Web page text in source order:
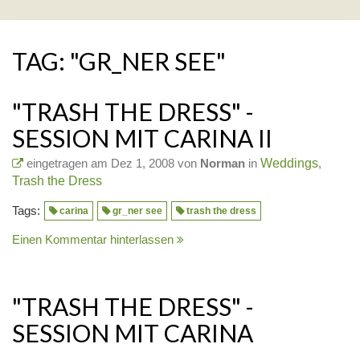
TAG: "GR_NER SEE"
"TRASH THE DRESS" -
SESSION MIT CARINA II
eingetragen am Dez 1, 2008 von Norman in Weddings,
Trash the Dress
Tags: carina gr_ner see trash the dress
Einen Kommentar hinterlassen
"TRASH THE DRESS" -
SESSION MIT CARINA